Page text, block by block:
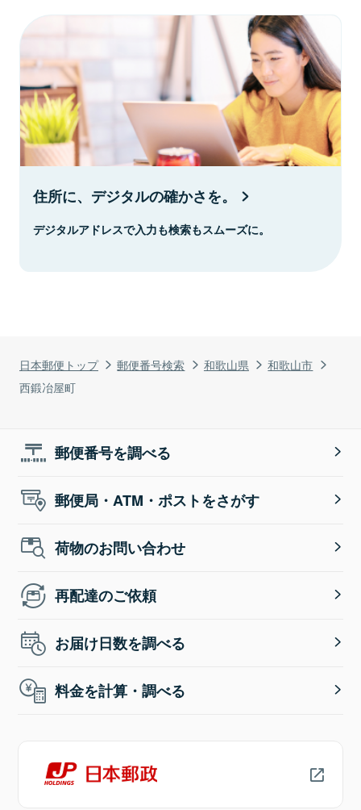
日本郵便トップ 郵便番号検索 和歌山県
和歌山市
西鍛冶屋町
住所に、デジタルの確かさを。
デジタルアドレスで入力も検索もスムーズに。
郵便番号を調べる
郵便局・ATM・ポストをさがす
荷物のお問い合わせ
再配達のご依頼
お届け日数を調べる
料金を計算・調べる